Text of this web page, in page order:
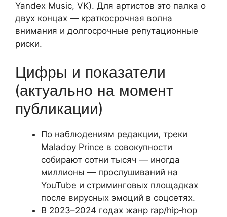
Yandex Music, VK). Для артистов это палка о
двух концах — краткосрочная волна
внимания и долгосрочные репутационные
риски.
Цифры и показатели
(актуально на момент
публикации)
По наблюдениям редакции, треки
Maladoy Prince в совокупности
собирают сотни тысяч — иногда
миллионы — прослушиваний на
YouTube и стриминговых площадках
после вирусных эмоций в соцсетях.
В 2023–2024 годах жанр rap/hip‑hop